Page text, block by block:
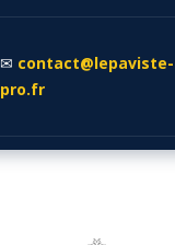
✉ contact@lepaviste-
pro.fr